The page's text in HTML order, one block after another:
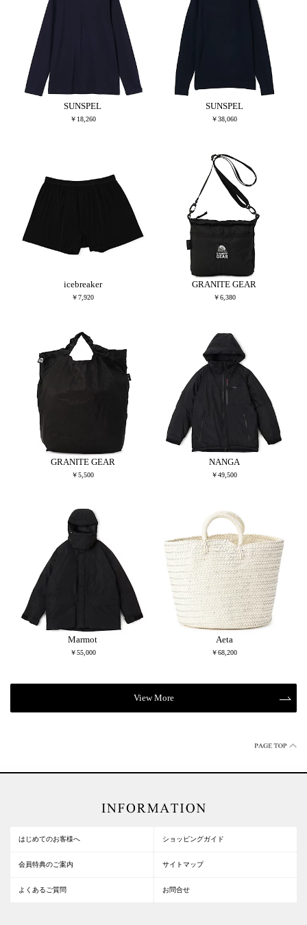
SUNSPEL
￥18,260
SUNSPEL
￥38,060
icebreaker
￥7,920
GRANITE GEAR
￥6,380
GRANITE GEAR
￥5,500
NANGA
￥49,500
Marmot
￥55,000
Aeta
￥68,200
View More
はじめてのお客様へ ショッピングガイド
会員特典のご案内 サイトマップ
よくあるご質問 お問合せ